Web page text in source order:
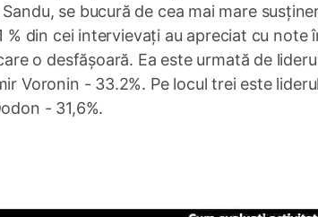
se bucură de cea mai mare
% din cei intervievați au apreciat cu
o desfășoară. Ea este urmată de
Voronin - 33.2%. Pe locul trei este
- 31,6%.